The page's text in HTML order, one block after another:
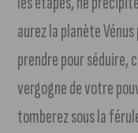
aurez la planète
prendre pour séduire,
vergogne de votre
tomberez sous la